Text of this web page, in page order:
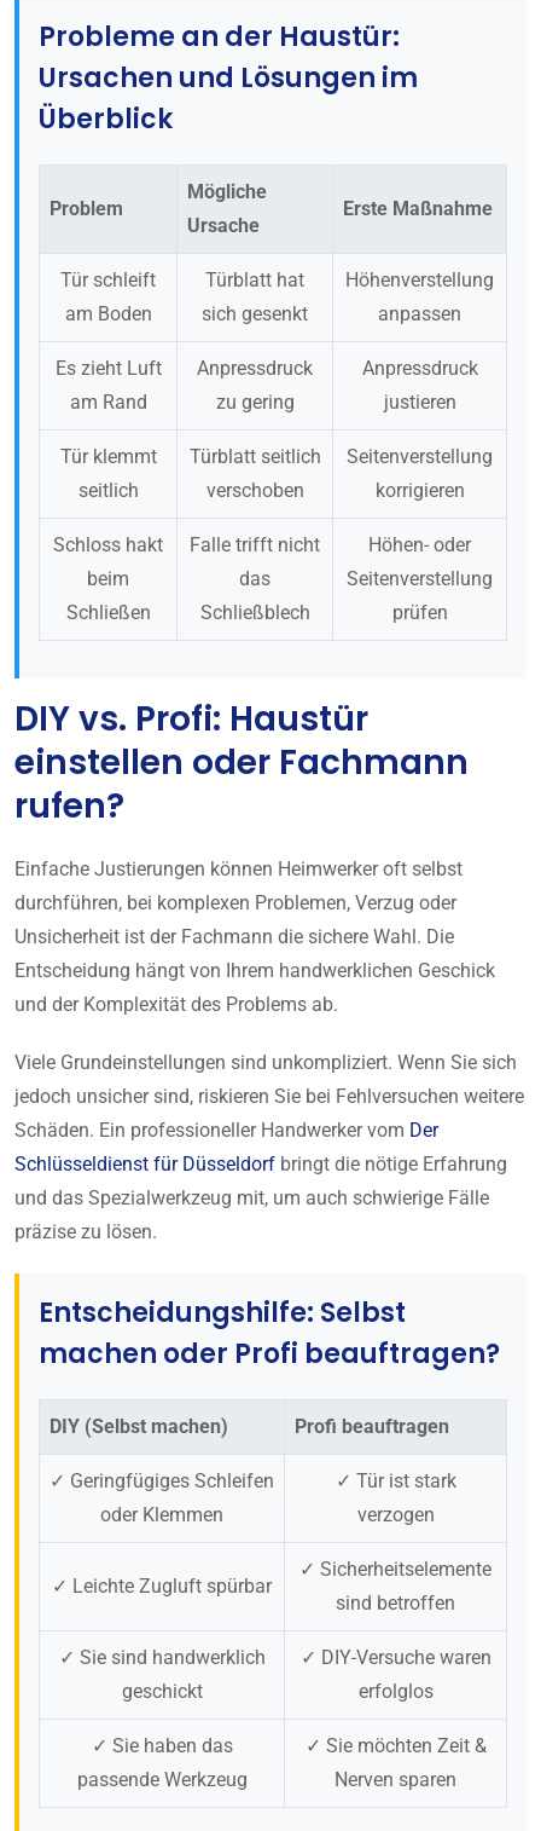
Probleme an der Haustür:
Ursachen und Lösungen im
Überblick
Problem
Mögliche
Ursache
Erste Maßnahme
Tür schleift
am Boden
Türblatt hat
sich gesenkt
Höhenverstellung
anpassen
Es zieht Luft
am Rand
Anpressdruck
zu gering
Anpressdruck
justieren
Tür klemmt
seitlich
Türblatt seitlich
verschoben
Seitenverstellung
korrigieren
Schloss hakt
beim
Schließen
Falle trifft nicht
das
Schließblech
Höhen- oder
Seitenverstellung
prüfen
DIY vs. Profi: Haustür
einstellen oder Fachmann
rufen?
Einfache Justierungen können Heimwerker oft selbst
durchführen, bei komplexen Problemen, Verzug oder
Unsicherheit ist der Fachmann die sichere Wahl. Die
Entscheidung hängt von Ihrem handwerklichen Geschick
und der Komplexität des Problems ab.
Viele Grundeinstellungen sind unkompliziert. Wenn Sie sich
jedoch unsicher sind, riskieren Sie bei Fehlversuchen weitere
Schäden. Ein professioneller Handwerker vom Der
Schlüsseldienst für Düsseldorf bringt die nötige Erfahrung
und das Spezialwerkzeug mit, um auch schwierige Fälle
präzise zu lösen.
Entscheidungshilfe: Selbst
machen oder Profi beauftragen?
DIY (Selbst machen) Profi beauftragen
✓ Geringfügiges Schleifen
oder Klemmen
✓ Tür ist stark
verzogen
✓ Leichte Zugluft spürbar
✓ Sicherheitselemente
sind betroffen
✓ Sie sind handwerklich
geschickt
✓ DIY-Versuche waren
erfolglos
✓ Sie haben das
passende Werkzeug
✓ Sie möchten Zeit &
Nerven sparen